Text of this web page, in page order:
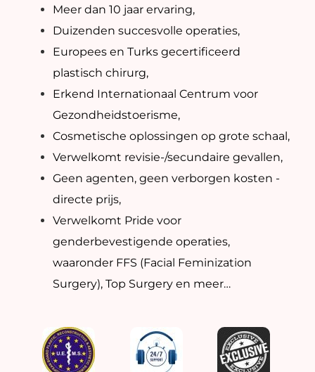
Meer dan 10 jaar ervaring,
Duizenden succesvolle operaties,
Europees en Turks gecertificeerd
plastisch chirurg,
Erkend Internationaal Centrum voor
Gezondheidstoerisme,
Cosmetische oplossingen op grote schaal,
Verwelkomt revisie-/secundaire gevallen,
Geen agenten, geen verborgen kosten -
directe prijs,
Verwelkomt Pride voor
genderbevestigende operaties,
waaronder FFS (Facial Feminization
Surgery), Top Surgery en meer…